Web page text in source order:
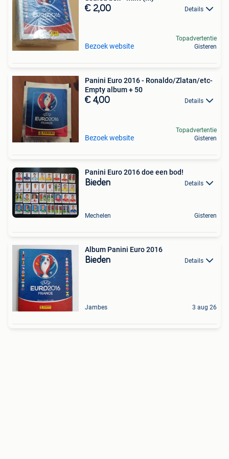
€ 2,00 Details
Bezoek website
Topadvertentie
Gisteren
Panini Euro 2016 - Ronaldo/Zlatan/etc-
Empty album + 50
€ 4,00 Details
Bezoek website
Topadvertentie
Gisteren
Panini Euro 2016 doe een bod!
Bieden Details
Mechelen Gisteren
Album Panini Euro 2016
Bieden Details
Jambes 3 aug 26